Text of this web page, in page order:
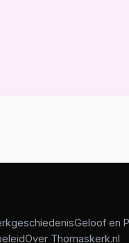
Geloof en
Over Thomaskerk.nl